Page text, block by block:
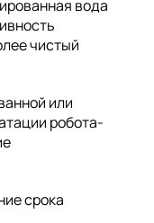
вода
чистый
или
робота-
срока